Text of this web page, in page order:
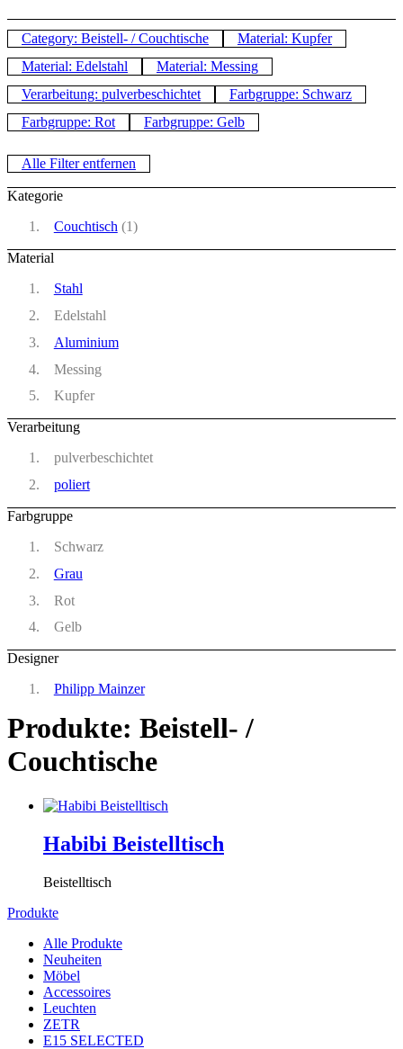
Category: Beistell- / Couchtische
Material: Kupfer
Material: Edelstahl
Material: Messing
Verarbeitung: pulverbeschichtet
Farbgruppe: Schwarz
Farbgruppe: Rot
Farbgruppe: Gelb
Alle Filter entfernen
Kategorie
Couchtisch(1)
Material
Stahl
Edelstahl
Aluminium
Messing
Kupfer
Verarbeitung
pulverbeschichtet
poliert
Farbgruppe
Schwarz
Grau
Rot
Gelb
Designer
Philipp Mainzer
Produkte: Beistell- /
Couchtische
Habibi Beistelltisch
Beistelltisch
Produkte
Alle Produkte
Neuheiten
Möbel
Accessoires
Leuchten
ZETR
E15 SELECTED